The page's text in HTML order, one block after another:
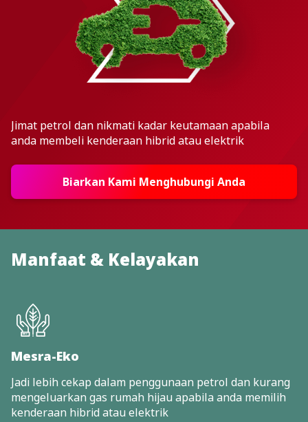
Jimat petrol dan nikmati kadar keutamaan apabila
anda membeli kenderaan hibrid atau elektrik
Biarkan Kami Menghubungi Anda
Manfaat & Kelayakan
Mesra-Eko
Jadi lebih cekap dalam penggunaan petrol dan kurang
mengeluarkan gas rumah hijau apabila anda memilih
kenderaan hibrid atau elektrik